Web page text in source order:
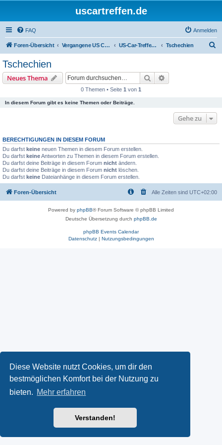
Diese Website nutzt Cookies, um dir den
bestmöglichen Komfort bei der Nutzung zu
bieten. Mehr erfahren
Verstanden!
uscartreffen.de
FAQ Anmelden
Foren-Übersicht Vergangene US Car Treffen US-Car-Treffen 2016 Tschechien
Tschechien
Neues Thema Suche
0 Themen • Seite 1 von 1
In diesem Forum gibt es keine Themen oder Beiträge.
Gehe zu
BERECHTIGUNGEN IN DIESEM FORUM
Du darfst keine neuen Themen in diesem Forum erstellen.
Du darfst keineAntworten zu Themen in diesem Forum erstellen.
Du darfst deine Beiträge in diesem Forum nicht ändern.
Du darfst deine Beiträge in diesem Forum nicht löschen.
Du darfst keine Dateianhänge in diesem Forum erstellen.
Foren-Übersicht Alle Zeiten sind UTC+02:00
Powered by phpBB® Forum Software © phpBB Limited
Deutsche Übersetzung durch phpBB.de
phpBB Events Calendar
Datenschutz| Nutzungsbedingungen